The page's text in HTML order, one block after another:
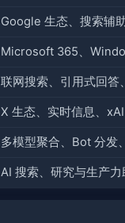
Google 生态、搜索辅
Microsoft 365、
联网搜索、引用式回答
X 生态、实时信息、
多模型聚合、Bot 分发
AI 搜索、研究与生产力